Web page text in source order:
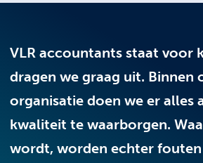
VLR accountants staat voor
dragen we graag uit. Binnen
organisatie doen we er alles
kwaliteit te waarborgen.
wordt, worden echter fouten